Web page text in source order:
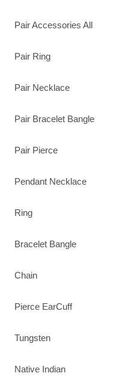
Pair Accessories All
Pair Ring
Pair Necklace
Pair Bracelet Bangle
Pair Pierce
Pendant Necklace
Ring
Bracelet Bangle
Chain
Pierce EarCuff
Tungsten
Native Indian